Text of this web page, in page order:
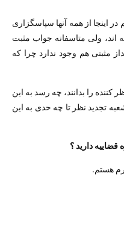
اینجا از همه آنها سپاسگزاری
اند، ولی متاسفانه جواب مثبت
مثبتی هم وجود ندارد چرا که
کننده را بدانند، چه رسد به این
تجدید نظر تا چه حدی به این
دارید ؟
هستم.